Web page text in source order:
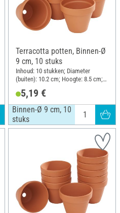
Terracotta potten, Binnen-Ø
9 cm, 10 stuks
Inhoud: 10 stukken; Diameter
(buiten): 10.2 cm; Hoogte: 8.5 cm;
5,19 €
Binnen-Ø 9 cm, 10
stuks